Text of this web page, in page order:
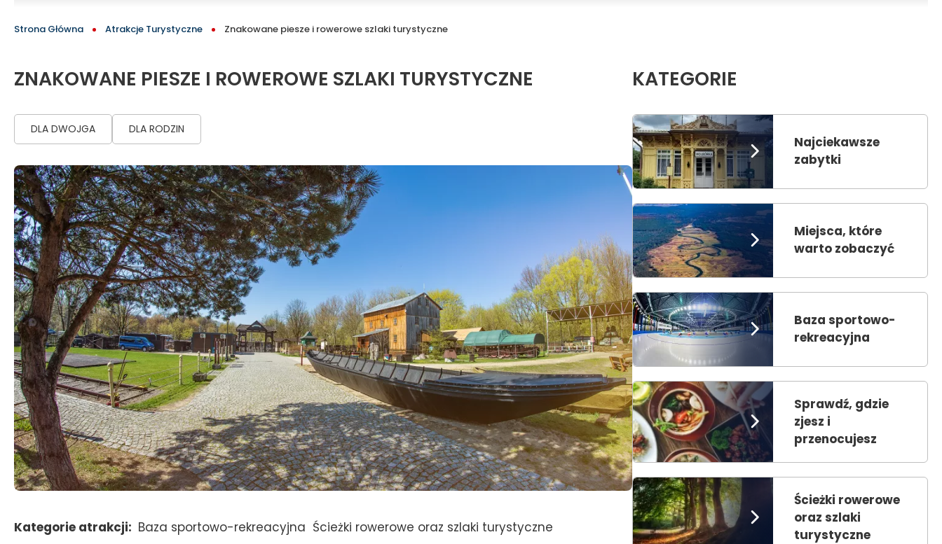
oficjalny
serwis
turystyczny
Tomaszowa
Mazowieckiego
okolic
ŚCIEŻKA
Strona Główna Atrakcje Turystyczne Znakowane piesze i rowerowe szlaki turystyczne
ZNAKOWANE PIESZE I ROWEROWE SZLAKI TURYSTYCZNE
DLA DWOJGA DLA RODZIN
Kategorie atrakcji Baza sportowo-rekreacyjna Ścieżki rowerowe oraz szlaki turystyczne
KATEGORIE
Najciekawsze
zabytki
Miejsca, które
warto zobaczyć
Baza sportowo-
rekreacyjna
Sprawdź, gdzie
zjesz i
przenocujesz
Ścieżki rowerowe
oraz szlaki
turystyczne